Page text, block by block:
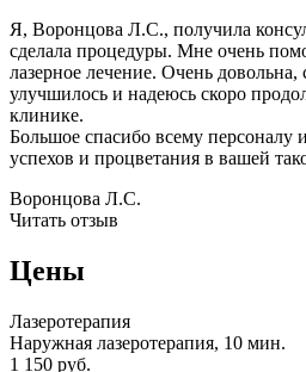
Я, Воронцова Л.С., получила
сделала процедуры. Мне очень
лазерное лечение. Очень довольна,
улучшилось и надеюсь скоро
клинике.
Большое спасибо всему персоналу
успехов и процветания в вашей
Воронцова Л.С.
Читать отзыв
Цены
Лазеротерапия
Наружная лазеротерапия, 10 мин.
1 150 руб.